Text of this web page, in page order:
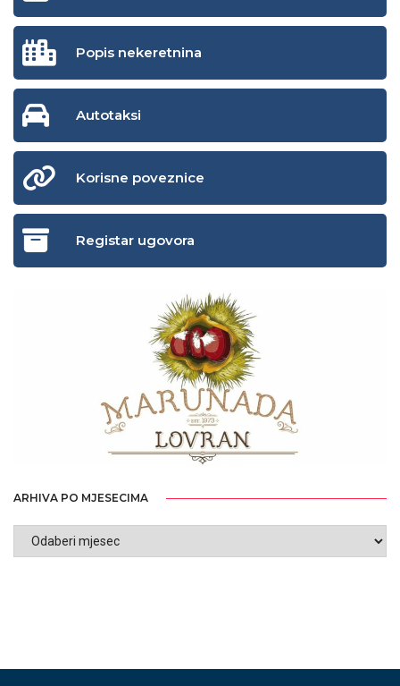
Popis nekeretnina
Autotaksi
Korisne poveznice
Registar ugovora
ARHIVA PO MJESECIMA
ARHIVA
PO